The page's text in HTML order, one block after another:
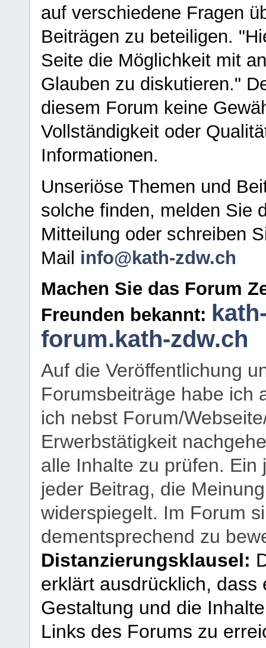
auf verschiedene Fragen
Beiträgen zu beteiligen.
Seite die Möglichkeit mit
Glauben zu diskutieren."
diesem Forum keine
Vollständigkeit oder
Informationen.
Unseriöse Themen und
solche finden, melden Sie
Mitteilung oder schreiben
Mail info@kath-zdw.ch
Machen Sie das Forum
Freunden bekannt:
forum.kath-zdw.ch
Auf die Veröffentlichung
Forumsbeiträge habe ich
ich nebst Forum/
Erwerbstätigkeit
alle Inhalte zu prüfen.
jeder Beitrag, die
widerspiegelt. Im Forum
dementsprechend zu
Distanzierungsklausel:
erklärt ausdrücklich,
Gestaltung und die
Links des Forums zu